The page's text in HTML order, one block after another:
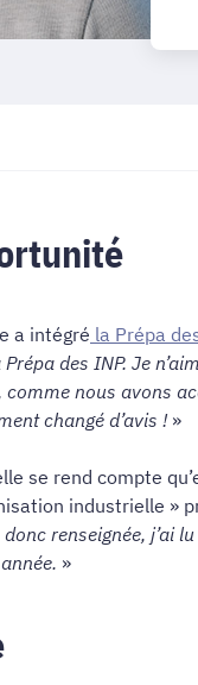
a intégré la Prépa
des INP. Je
nous avons
changé d’avis ! »
se rend compte
industrielle »
renseignée, j’ai
»